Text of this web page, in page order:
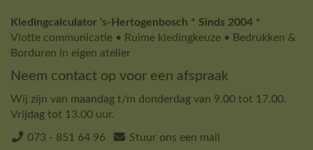
Kledingcalculator 's-Hertogenbosch * Sinds 2004 *
Vlotte communicatie • Ruime kledingkeuze • Bedrukken &
Borduren in eigen atelier
Neem contact op voor een afspraak
Wij zijn van maandag t/m donderdag van 9.00 tot 17.00.
Vrijdag tot 13.00 uur.
073 - 851 64 96 Stuur ons een mail